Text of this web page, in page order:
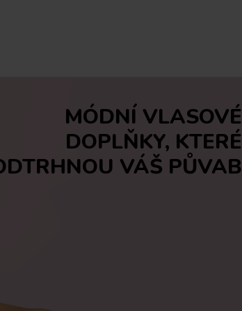
MÓDNÍ VLASOVÉ
DOPLŇKY, KTERÉ
VÁŠ PŮVAB